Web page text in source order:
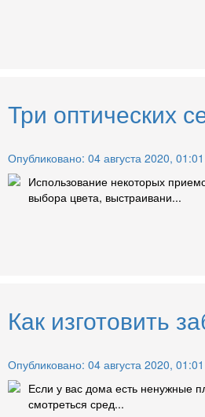
Три оптических
Опубликовано: 04 августа 2020, 01:01
Использование некоторых
выбора цвета, выстраивани...
Как изготовить
Опубликовано: 04 августа 2020, 01:01
Если у вас дома есть ненужные
смотреться сред...